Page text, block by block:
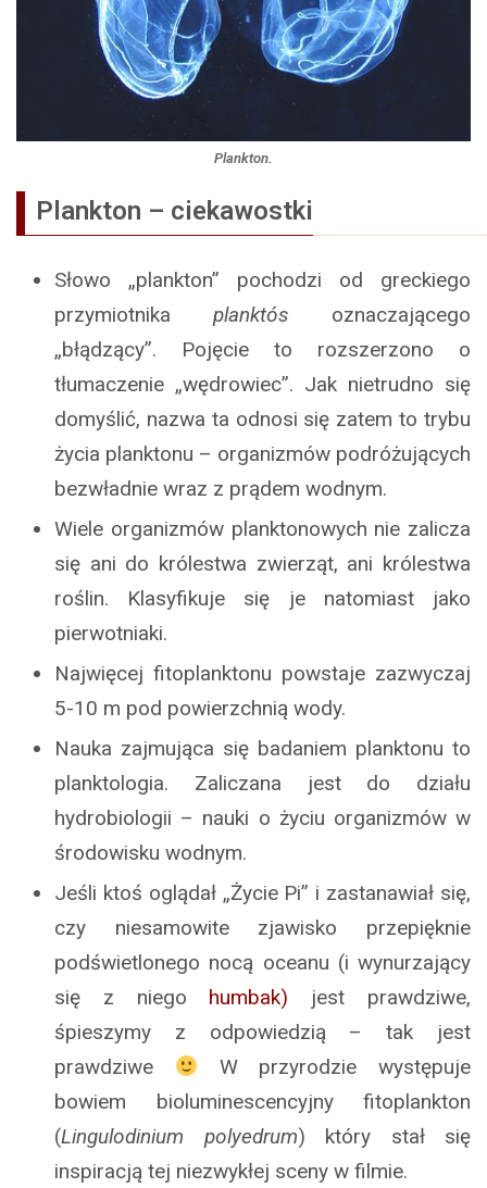
Plankton.
Plankton – ciekawostki
Słowo „plankton” pochodzi od greckiego
przymiotnika planktós oznaczającego
„błądzący”. Pojęcie to rozszerzono o
tłumaczenie „wędrowiec”. Jak nietrudno się
domyślić, nazwa ta odnosi się zatem to trybu
życia planktonu – organizmów podróżujących
bezwładnie wraz z prądem wodnym.
Wiele organizmów planktonowych nie zalicza
się ani do królestwa zwierząt, ani królestwa
roślin. Klasyfikuje się je natomiast jako
pierwotniaki.
Najwięcej fitoplanktonu powstaje zazwyczaj
5-10 m pod powierzchnią wody.
Nauka zajmująca się badaniem planktonu to
planktologia. Zaliczana jest do działu
hydrobiologii – nauki o życiu organizmów w
środowisku wodnym.
Jeśli ktoś oglądał „Życie Pi” i zastanawiał się,
czy niesamowite zjawisko przepięknie
podświetlonego nocą oceanu (i wynurzający
się z niego humbak) jest prawdziwe,
śpieszymy z odpowiedzią – tak jest
prawdziwe
W przyrodzie występuje
bowiem bioluminescencyjny fitoplankton
(Lingulodinium polyedrum) który stał się
inspiracją tej niezwykłej sceny w filmie.